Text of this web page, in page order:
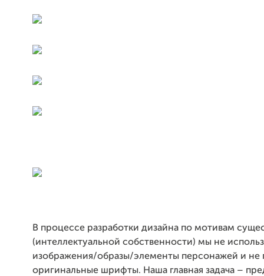
В процессе разработки дизайна по мотивам
(интеллектуальной собственности) мы не
изображения/образы/элементы персонажей и не
оригинальные шрифты. Наша главная задача –